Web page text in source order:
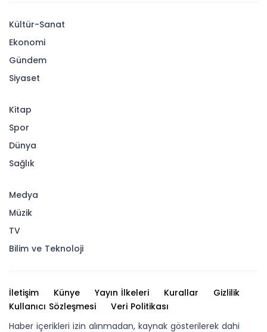
Kültür-Sanat
Ekonomi
Gündem
Siyaset
Kitap
Spor
Dünya
Sağlık
Medya
Müzik
TV
Bilim ve Teknoloji
İletişim Künye Yayın İlkeleri Kurallar
Gizlilik
Kullanıcı Sözleşmesi
Veri Politikası
Haber içerikleri izin alınmadan, kaynak gösterilerek dahi